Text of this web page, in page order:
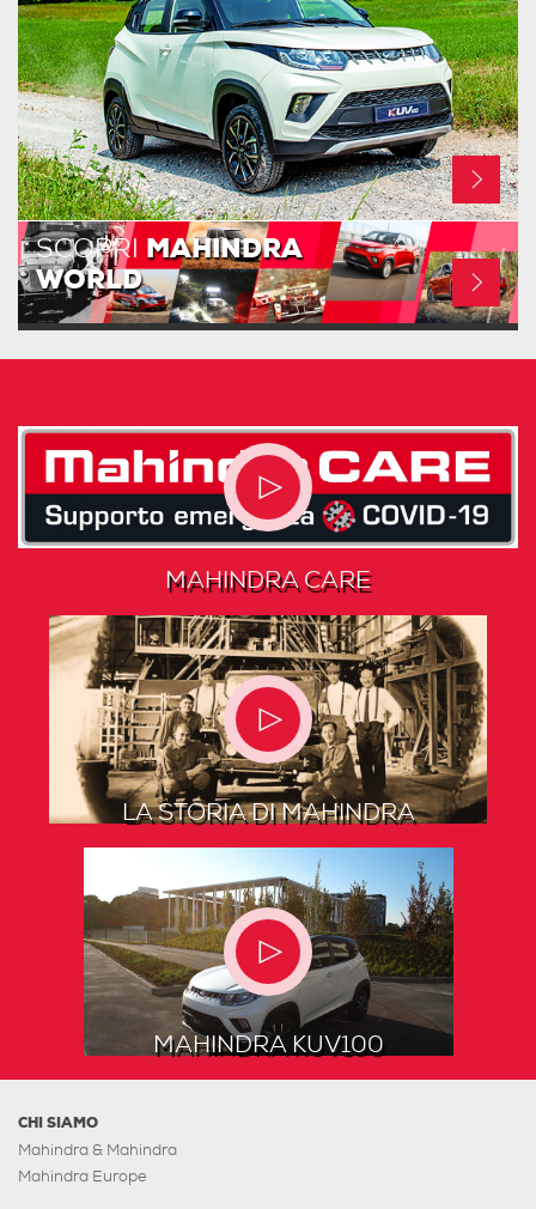
SCOPRI MAHINDRA
WORLD
MAHINDRA CARE
LA STORIA DI MAHINDRA
MAHINDRA KUV100
CHI SIAMO
Mahindra & Mahindra
Mahindra Europe